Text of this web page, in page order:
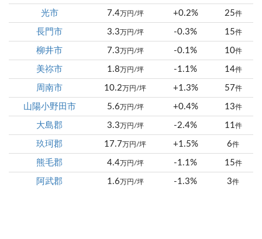
光市 7.4万円/坪 +0.2% 25件
長門市 3.3万円/坪 -0.3% 15件
柳井市 7.3万円/坪 -0.1% 10件
美祢市 1.8万円/坪 -1.1% 14件
周南市 10.2万円/坪 +1.3% 57件
山陽小野田市 5.6万円/坪 +0.4% 13件
大島郡 3.3万円/坪 -2.4% 11 件
玖珂郡 17.7万円/坪 +1.5% 6件
熊毛郡 4.4万円/坪 -1.1% 15件
阿武郡 1.6万円/坪 -1.3% 3件